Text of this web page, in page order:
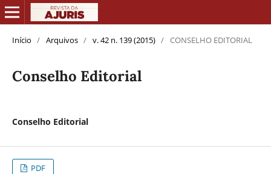
Início / Arquivos / v. 42 n. 139 (2015) / CONSELHO EDITORIAL
Conselho Editorial
Conselho Editorial
PDF